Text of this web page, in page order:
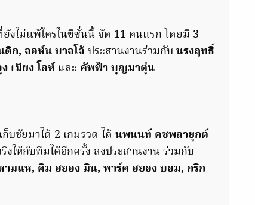
ยังไม่แพ้ใครในซีซั่นนี้ จัด 11 คนแรก โดยมี 3
ดิก, จอห์น บาจโจ้ ประสานงานร่วมกับ นรงฤทธิ์
เมียง โอห์ และ คัพฟ้า บุญมาตุ่น
ก็บชัยมาได้ 2 เกมรวด ได้ นพนนท์ คชพลายุกต์
ให้กับทีมได้อีกครั้ง ลงประสานงาน ร่วมกับ
มแห, คิม ฮยอง มิน, พาร์ค ฮยอง บอม, กริก